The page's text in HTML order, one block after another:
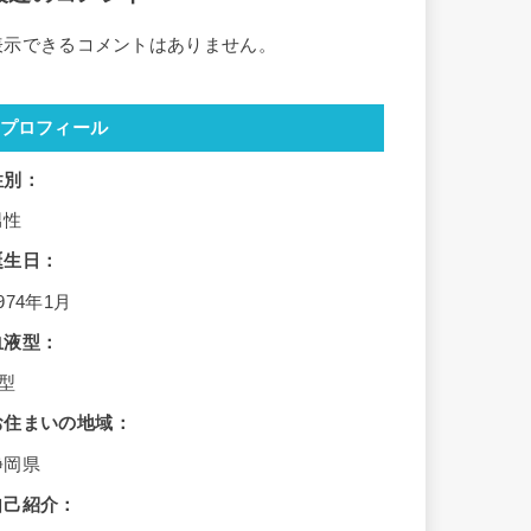
示できるコメントはありません。
プロフィール
：
日：
年1月
型：
住まいの地域：
岡県
紹介：